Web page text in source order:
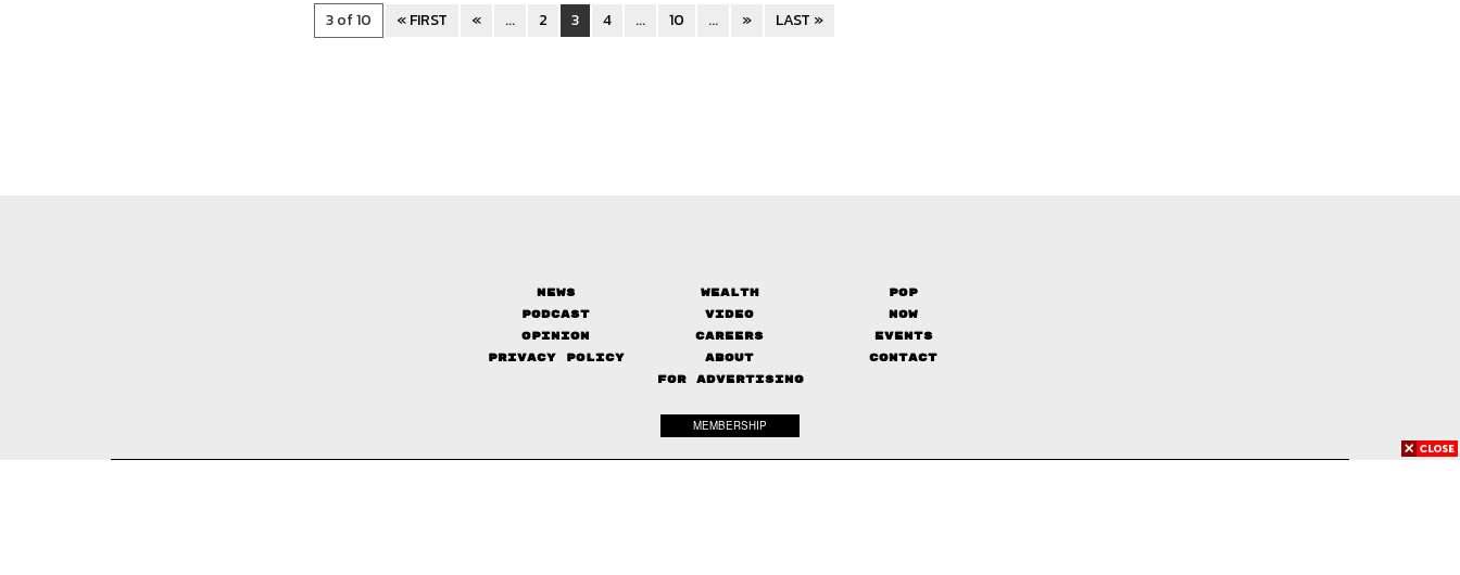
3 of 10 « FIRST « ... 2 3 4 ... 10 ... » LAST »
News Wealth
Pop
Podcast
Video
Now
Opinion
Careers
Events
Privacy Policy
About
Contact
FOR ADVERTISING
MEMBERSHIP